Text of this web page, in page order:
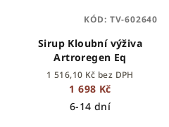
Sirup Kloubní výživa
Artroregen Eq
1 516,10 Kč bez DPH
1 698 Kč
6-14 dní
KÓD: TV-602640